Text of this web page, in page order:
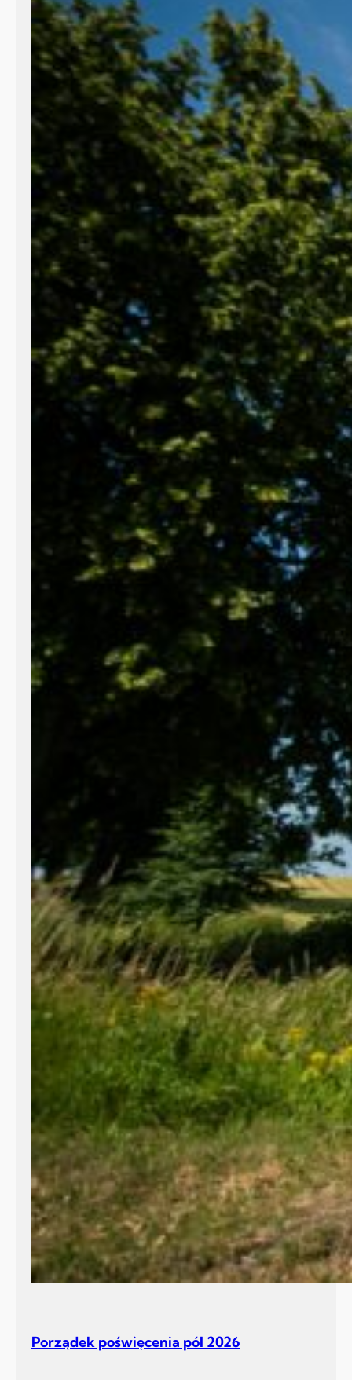
Porządek poświęcenia pól 2026